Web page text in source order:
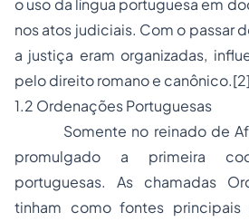
o uso da língua portuguesa em
nos atos judiciais. Com o passar
a justiça eram organizadas,
pelo direito romano e canônico.[2]
1.2 Ordenações Portuguesas
Somente no reinado de
promulgado a primeira
portuguesas. As chamadas
tinham como fontes